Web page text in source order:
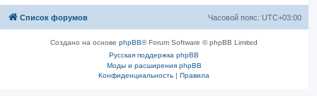
Список форумов Часовой пояс: UTC+03:00
Создано на основеphpBB® Forum Software © phpBB Limited
Русская поддержка phpBB
Моды и расширения phpBB
Конфиденциальность |Правила